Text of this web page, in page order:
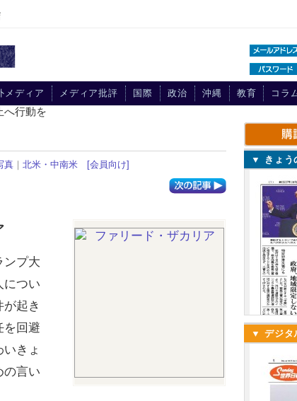
メディア メディア批評 国際 政治 沖縄 教育 コラ
へ行動を
真 ｜ 北米・中南米 [会員向け]
プ大
につい
起き
を回避
きょ
の言い
▼ きょう
▼ デジタ